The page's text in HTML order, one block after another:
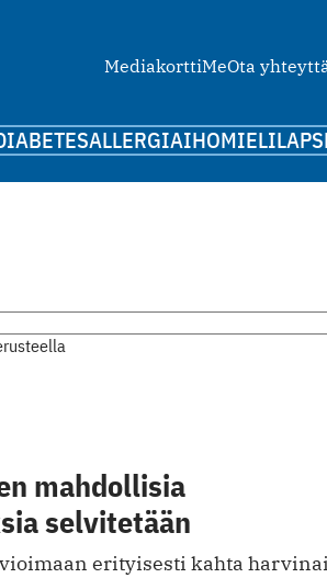
MediakorttiMeOta
ALLERGIAIHOMIELI
mahdollisia
selvitetään
erityisesti kahta